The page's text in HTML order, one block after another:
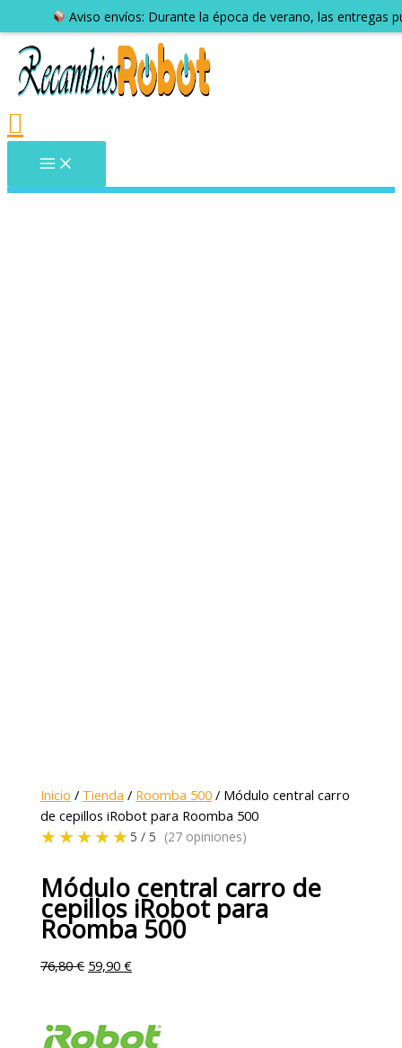
Aviso envíos: Durante la época de verano, las entregas
Inicio / Tienda / Roomba 500 / Módulo central carro
de cepillos iRobot para Roomba 500
★★★★★ 5 / 5 (27 opiniones)
Módulo central carro de
cepillos iRobot para
Roomba 500
76,80€ 59,90€